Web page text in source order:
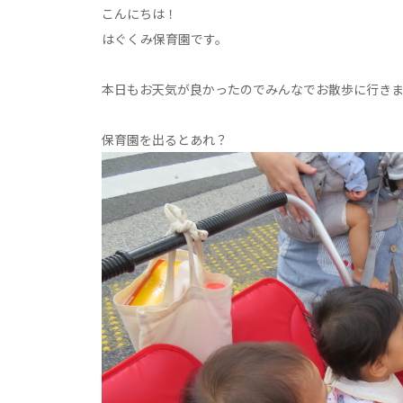
こんにちは！
はぐくみ保育園です。
本日もお天気が良かったのでみんなでお散歩に行き
保育園を出るとあれ？